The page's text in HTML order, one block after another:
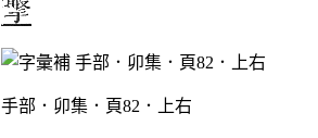
手部．卯集．頁82．上右